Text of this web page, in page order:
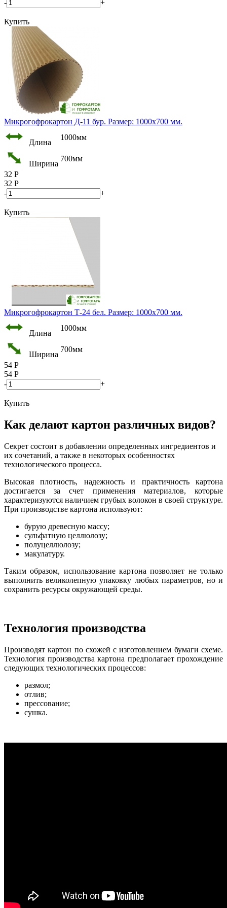
- +
Купить
Микрогофрокартон Д-11 бур. Размер: 1000х700 мм.
Длина
1000мм
Ширина
700мм
32 Р
32 Р
-
+
Купить
Микрогофрокартон Т-24 бел. Размер: 1000х700 мм.
Длина
1000мм
Ширина
700мм
54 Р
54 Р
-
+
Купить
Как делают картон различных видов?
Секрет состоит в добавлении определенных ингредиентов и
их сочетаний, а также в некоторых особенностях
технологического процесса.
Высокая плотность, надежность и практичность картона
достигается за счет применения материалов, которые
характеризуются наличием грубых волокон в своей структуре.
При производстве картона используют:
бурую древесную массу;
сульфатную целлюлозу;
полуцеллюлозу;
макулатуру.
Таким образом, использование картона позволяет не только
выполнить великолепную упаковку любых параметров, но и
сохранить ресурсы окружающей среды.
Технология производства
Производят картон по схожей с изготовлением бумаги схеме.
Технология производства картона предполагает прохождение
следующих технологических процессов:
размол;
отлив;
прессование;
сушка.